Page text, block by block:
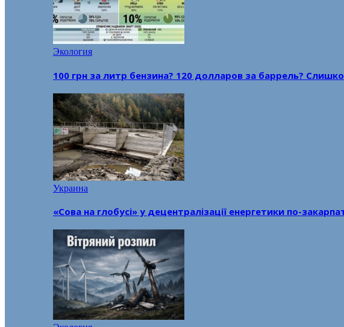
Экология
100 грн за литр бензина? 120 долларов за баррель?
Украина
«Сова на глобусі» у децентралізації енергетики по-